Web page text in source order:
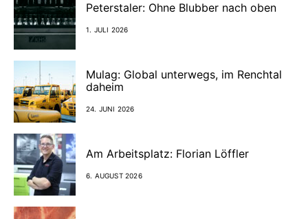
Peterstaler: Ohne Blubber nach oben
1. JULI 2026
Mulag: Global unterwegs, im Renchtal
daheim
24. JUNI 2026
Am Arbeitsplatz: Florian Löffler
6. AUGUST 2026